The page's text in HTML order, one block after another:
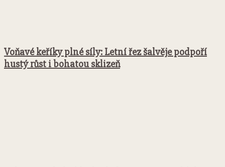
Voňavé keříky plné síly: Letní řez šalvěje podpoří
hustý růst i bohatou sklizeň